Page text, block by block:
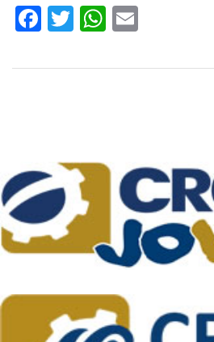
Facebook
TwitterWhatsApp